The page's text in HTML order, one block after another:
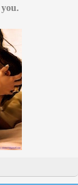
.What's kissing? Come here and I'll show you